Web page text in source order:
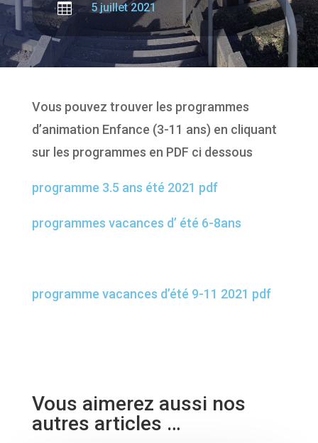
 5 juillet 2021
Vous pouvez trouver les programmes
d’animation Enfance (3-11 ans) en cliquant
sur les programmes en PDF ci dessous
programme 3.5 ans été 2021 pdf
programmes vacances d’ été 6-8ans
programme vacances d’été 9-11 2021 pdf
Vous aimerez aussi nos
autres articles …